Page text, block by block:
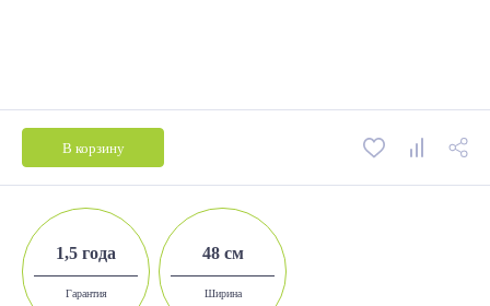
В корзину
1,5 года
Гарантия
48 см
Ширина